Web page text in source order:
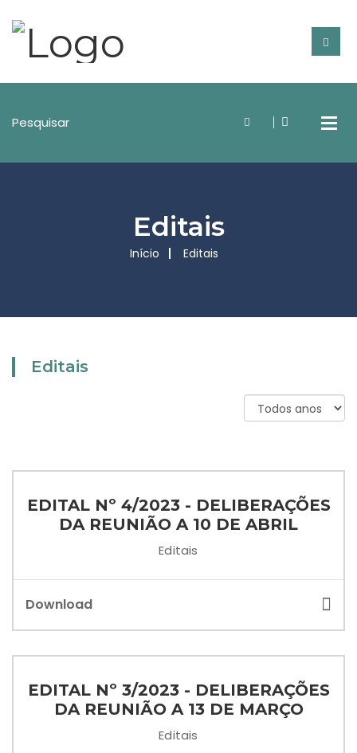
Editais
Início Editais
Editais
EDITAL Nº 4/2023 - DELIBERAÇÕES
DA REUNIÃO A 10 DE ABRIL
Editais
Download
EDITAL Nº 3/2023 - DELIBERAÇÕES
DA REUNIÃO A 13 DE MARÇO
Editais